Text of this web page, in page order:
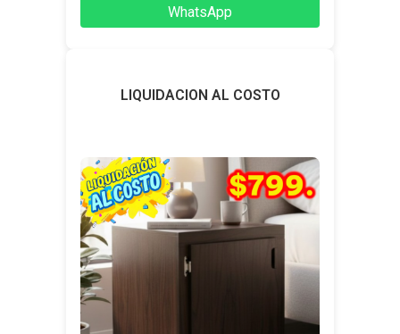
WhatsApp
LIQUIDACION AL COSTO